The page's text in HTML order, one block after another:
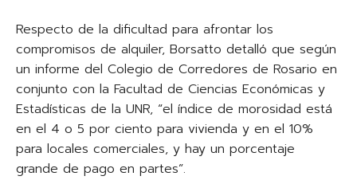
Respecto de la dificultad para afrontar los
compromisos de alquiler, Borsatto detalló que según
un informe del Colegio de Corredores de Rosario en
conjunto con la Facultad de Ciencias Económicas y
Estadísticas de la UNR, “el índice de morosidad está
en el 4 o 5 por ciento para vivienda y en el 10%
para locales comerciales, y hay un porcentaje
grande de pago en partes”.